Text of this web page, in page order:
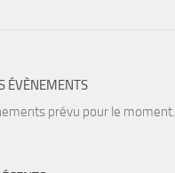
et Biologie Sub
ÉVÈNEMENTS
prévu pour le moment.